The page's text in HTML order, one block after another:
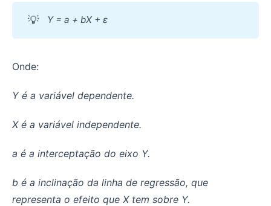
💡 Y = a + bX + ε
Onde:
Y é a variável dependente.
X é a variável independente.
a é a interceptação do eixo Y.
b é a inclinação da linha de regressão, que
representa o efeito que X tem sobre Y.